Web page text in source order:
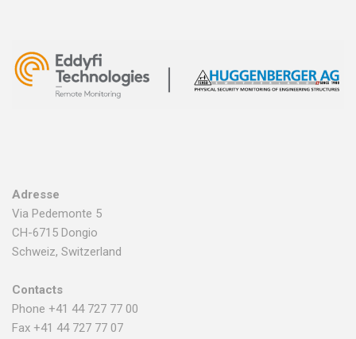
Adresse
Via Pedemonte 5
CH-6715 Dongio
Schweiz, Switzerland
Contacts
Phone +41 44 727 77 00
Fax +41 44 727 77 07